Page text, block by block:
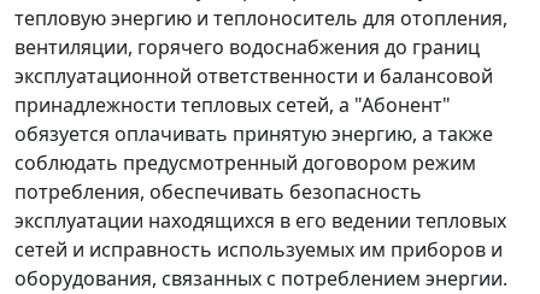
тепловую энергию и теплоноситель для отопления,
вентиляции, горячего водоснабжения до границ
эксплуатационной ответственности и балансовой
принадлежности тепловых сетей, а "Абонент"
обязуется оплачивать принятую энергию, а также
соблюдать предусмотренный договором режим
потребления, обеспечивать безопасность
эксплуатации находящихся в его ведении тепловых
сетей и исправность используемых им приборов и
оборудования, связанных с потреблением энергии.